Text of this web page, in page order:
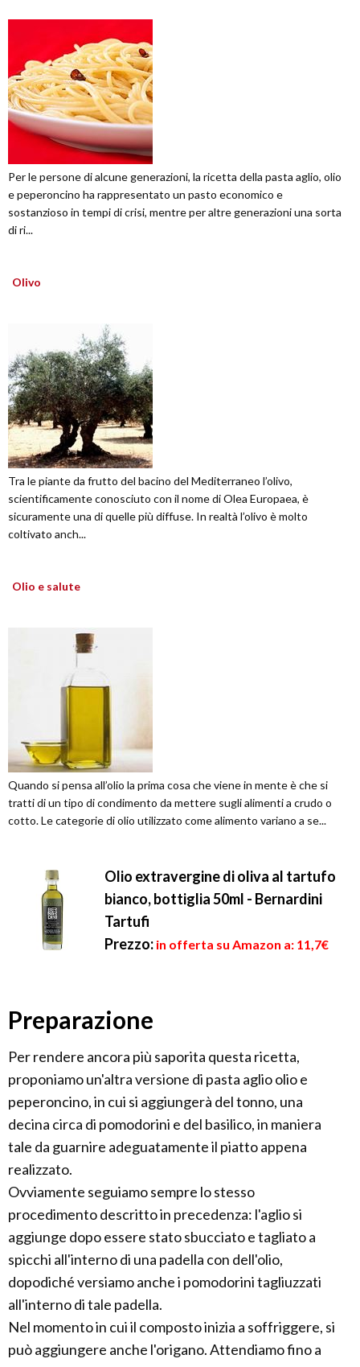
Per le persone di alcune generazioni, la ricetta della pasta aglio, olio
e peperoncino ha rappresentato un pasto economico e
sostanzioso in tempi di crisi, mentre per altre generazioni una sorta
di ri...
Olivo
Tra le piante da frutto del bacino del Mediterraneo l’olivo,
scientificamente conosciuto con il nome di Olea Europaea, è
sicuramente una di quelle più diffuse. In realtà l’olivo è molto
coltivato anch...
Olio e salute
Quando si pensa all’olio la prima cosa che viene in mente è che si
tratti di un tipo di condimento da mettere sugli alimenti a crudo o
cotto. Le categorie di olio utilizzato come alimento variano a se...
Olio extravergine di oliva al tartufo
bianco, bottiglia 50ml - Bernardini
Tartufi
Prezzo: in offerta su Amazon a: 11,7€
Preparazione
Per rendere ancora più saporita questa ricetta,
proponiamo un'altra versione di pasta aglio olio e
peperoncino, in cui si aggiungerà del tonno, una
decina circa di pomodorini e del basilico, in maniera
tale da guarnire adeguatamente il piatto appena
realizzato.
Ovviamente seguiamo sempre lo stesso
procedimento descritto in precedenza: l'aglio si
aggiunge dopo essere stato sbucciato e tagliato a
spicchi all'interno di una padella con dell'olio,
dopodiché versiamo anche i pomodorini tagliuzzati
all'interno di tale padella.
Nel momento in cui il composto inizia a soffriggere, si
può aggiungere anche l'origano. Attendiamo fino a